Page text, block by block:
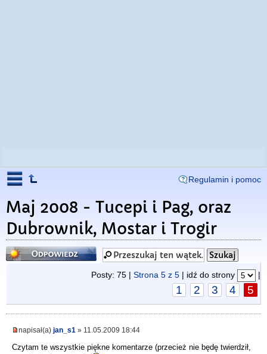
Regulamin i pomoc
Maj 2008 - Tucepi i Pag, oraz
Dubrownik, Mostar i Trogir
Odpowiedz
Posty: 75 | Strona 5 z 5 | idź do strony |
1 2 3 4 5
napisał(a) jan_s1 » 11.05.2009 18:44
Czytam te wszystkie piękne komentarze (przecież nie będę twierdził,